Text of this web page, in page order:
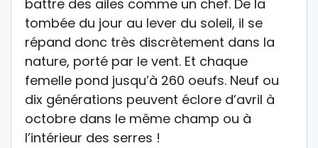
battre des ailes comme un chef. De la
tombée du jour au lever du soleil, il se
répand donc très discrètement dans la
nature, porté par le vent. Et chaque
femelle pond jusqu’à 260 oeufs. Neuf ou
dix générations peuvent éclore d’avril à
octobre dans le même champ ou à
l’intérieur des serres !